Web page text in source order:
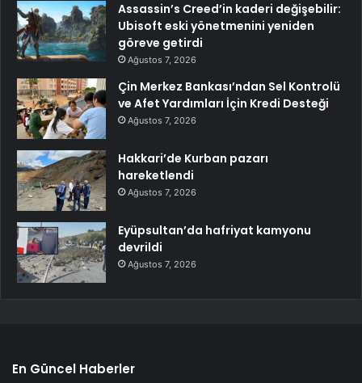
Assassin’s Creed’in kaderi değişebilir:
Ubisoft eski yönetmenini yeniden
göreve getirdi
Ağustos 7, 2026
Çin Merkez Bankası’ndan Sel Kontrolü
ve Afet Yardımları İçin Kredi Desteği
Ağustos 7, 2026
Hakkari’de Kurban pazarı
hareketlendi
Ağustos 7, 2026
Eyüpsultan’da hafriyat kamyonu
devrildi
Ağustos 7, 2026
En Güncel Haberler